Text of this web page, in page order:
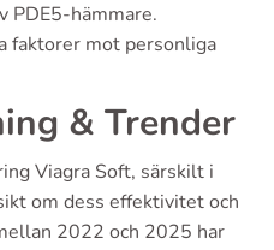
PDE5-hämmare.
faktorer mot personliga
& Trender
Viagra Soft, särskilt i
om dess effektivitet och
2022 och 2025 har